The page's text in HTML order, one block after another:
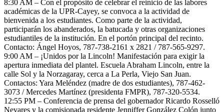
8:30 AM – Con el propósito de celebrar el reinicio de las labores
académicas de la UPR-Cayey, se convoca a la actividad de
bienvenida a los estudiantes. Como parte de la actividad,
participarán los abanderados, la batucada y otras organizaciones
estudiantiles de la institución. En el portón principal del recinto.
Contacto: Ángel Hoyos, 787-738-2161 x 2821 / 787-565-9297.
9:00 AM – ¡Unidos por la Lincoln! Manifestación para exigir la
apertura inmediata del plantel. Escuela Abraham Lincoln, entre la
calle Sol y la Norzagaray, cerca a La Perla, Viejo San Juan.
Contactos: Yara Meléndez (madre de dos estudiantes), 787-462-
3073 / Mercedes Martínez (presidenta FMPR), 787-320-5534.
12:55 PM – Conferencia de prensa del gobernador Ricardo Rosselló
Nevares y la comisionada residente Jenniffer González Colón junto